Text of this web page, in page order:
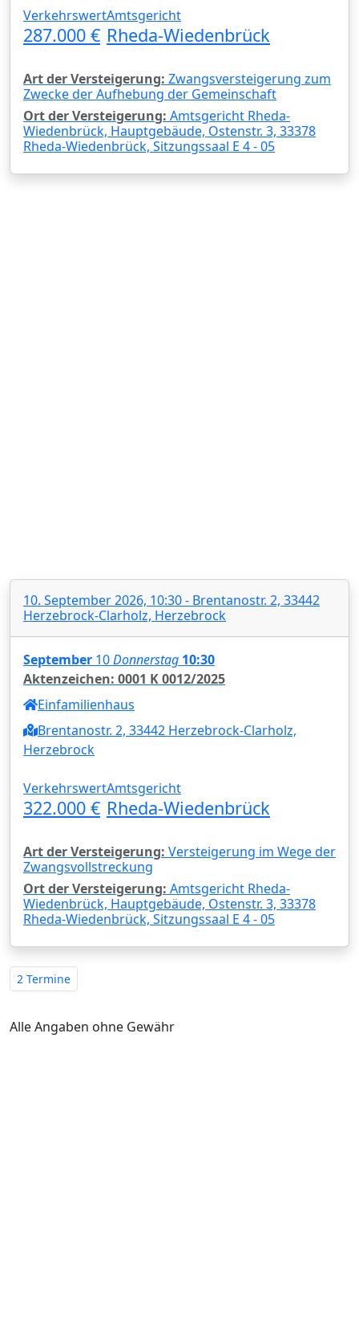
Verkehrswert
287.000 €
Amtsgericht
Rheda-Wiedenbrück
Art der Versteigerung: Zwangsversteigerung zum
Zwecke der Aufhebung der Gemeinschaft
Ort der Versteigerung: Amtsgericht Rheda-
Wiedenbrück, Hauptgebäude, Ostenstr. 3, 33378
Rheda-Wiedenbrück, Sitzungssaal E 4 - 05
10. September 2026, 10:30 - Brentanostr. 2, 33442
Herzebrock-Clarholz, Herzebrock
September 10Donnerstag 10:30
Aktenzeichen: 0001 K 0012/2025
Einfamilienhaus
Brentanostr. 2, 33442 Herzebrock-Clarholz,
Herzebrock
Verkehrswert
322.000 €
Amtsgericht
Rheda-Wiedenbrück
Art der Versteigerung: Versteigerung im Wege der
Zwangsvollstreckung
Ort der Versteigerung: Amtsgericht Rheda-
Wiedenbrück, Hauptgebäude, Ostenstr. 3, 33378
Rheda-Wiedenbrück, Sitzungssaal E 4 - 05
2 Termine
Alle Angaben ohne Gewähr